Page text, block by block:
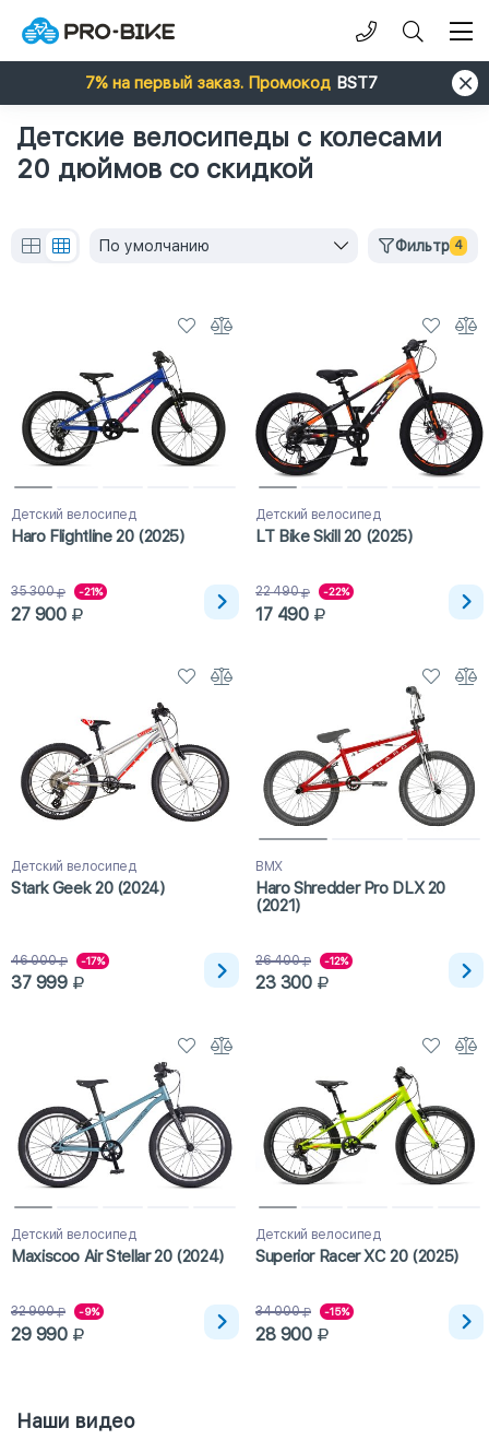
7% на первый заказ. Промокод BST7
Детские велосипеды с колесами
20 дюймов со скидкой
По умолчанию Фильтр 4
Детский велосипед
Haro Flightline 20 (2025)
35 300 -21%
27 900
Детский велосипед
LT Bike Skill 20 (2025)
22 490 -22%
17 490
Детский велосипед
Stark Geek 20 (2024)
46 000 -17%
37 999
BMX
Haro Shredder Pro DLX 20
(2021)
26 400 -12%
23 300
Детский велосипед
Maxiscoo Air Stellar 20 (2024)
32 900 -9%
29 990
Детский велосипед
Superior Racer XC 20 (2025)
34 000 -15%
28 900
Наши видео